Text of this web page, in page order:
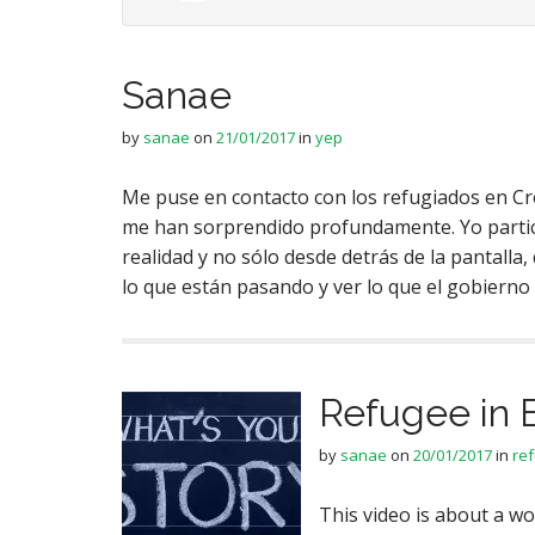
Sanae
by sanae on 21/01/2017in yep
Me puse en contacto con los refugiados en
me han sorprendido profundamente. Yo
realidad y no sólo desde detrás de la
lo que están pasando y ver lo que el
Refugee in
by sanae on 20/01/2017in
This video is about a